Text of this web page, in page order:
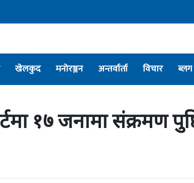
खेलकुद मनोरञ्जन अन्तर्वार्ता विचार ब्लग
१७ जनामा संक्रमण